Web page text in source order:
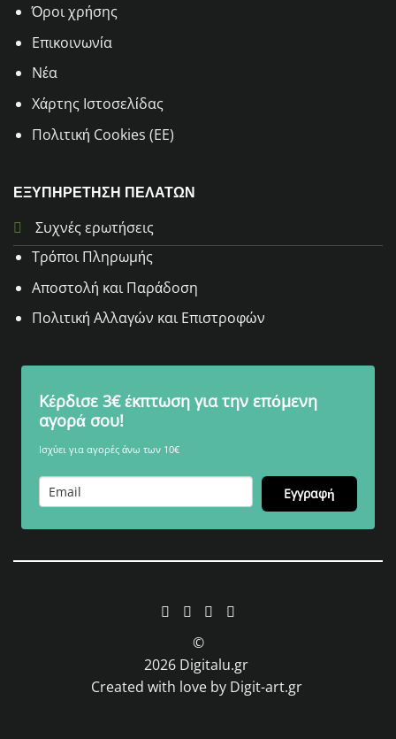
Όροι χρήσης
Επικοινωνία
Νέα
Χάρτης Ιστοσελίδας
Πολιτική Cookies (ΕΕ)
ΕΞΥΠΗΡΕΤΗΣΗ ΠΕΛΑΤΩΝ
Συχνές ερωτήσεις
Τρόποι Πληρωμής
Αποστολή και Παράδοση
Πολιτική Αλλαγών και Επιστροφών
Κέρδισε 3€ έκπτωση για την επόμενη
αγορά σου!
Ισχύει για αγορές άνω των 10€
Εγγραφή
©
2026 Digitalu.gr
Created with love by Digit-art.gr